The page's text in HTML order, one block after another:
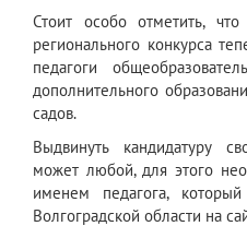
Стоит особо отметить,
регионального конкурса
педагоги
дополнительного
садов.
Выдвинуть кандидатуру
может любой, для этого
именем педагога,
Волгоградской области на